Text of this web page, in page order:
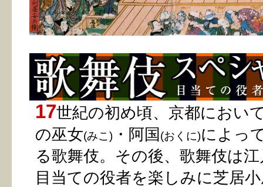
17世紀の初め頃、京都におい
の巫女(みこ) ・阿国 (おくに)によっ
る歌舞伎。その後、歌舞伎は
目当ての役者を楽しみに芝居